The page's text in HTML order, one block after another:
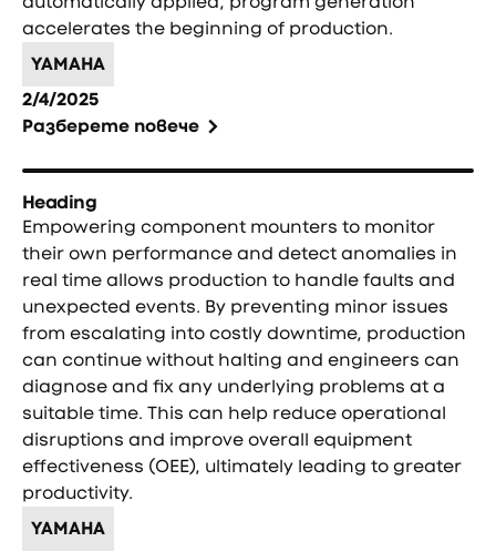
accelerates the beginning of production.
YAMAHA
2/4/2025
Разберете повече
Heading
Empowering component mounters to monitor
their own performance and detect anomalies in
real time allows production to handle faults and
unexpected events. By preventing minor issues
from escalating into costly downtime, production
can continue without halting and engineers can
diagnose and fix any underlying problems at a
suitable time. This can help reduce operational
disruptions and improve overall equipment
effectiveness (OEE), ultimately leading to greater
productivity.
YAMAHA